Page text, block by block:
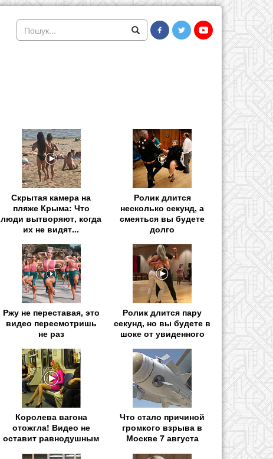
Скрытая камера на
пляже Крыма: Что
люди вытворяют, когда
их не видят...
Ролик длится
несколько секунд, а
смеяться вы будете
долго
Ржу не переставая, это
видео пересмотришь
не раз
Ролик длится пару
секунд, но вы будете в
шоке от увиденного
Королева вагона
отожгла! Видео не
оставит равнодушным
Что стало причиной
громкого взрыва в
Москве 7 августа